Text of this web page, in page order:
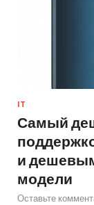
IT
Самый
и
модели
Оставьте